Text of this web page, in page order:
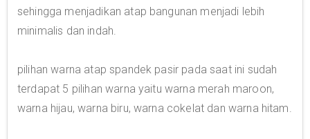
sehingga menjadikan atap bangunan menjadi lebih
minimalis dan indah.
pilihan warna atap spandek pasir pada saat ini sudah
terdapat 5 pilihan warna yaitu warna merah maroon,
warna hijau, warna biru, warna cokelat dan warna hitam.